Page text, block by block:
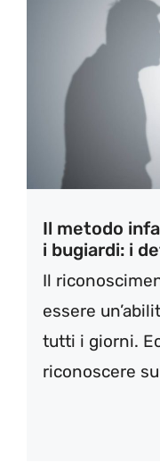
Il metodo
i bugiardi: i
Il
essere
tutti i giorni.
riconoscere